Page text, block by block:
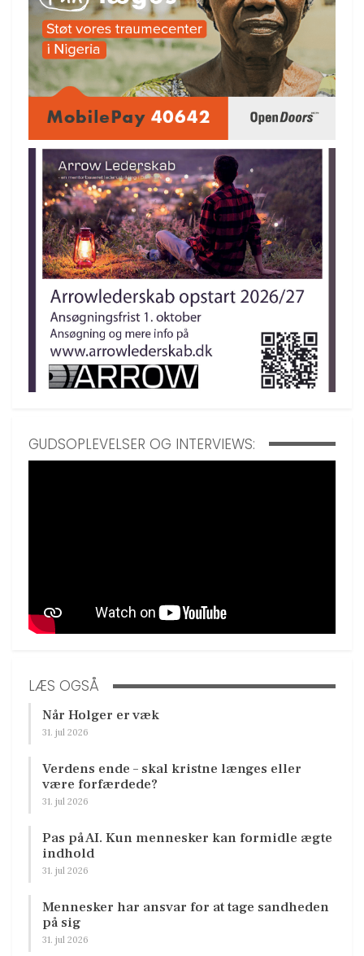
GUDSOPLEVELSER OG INTERVIEWS:
LÆS OGSÅ
Når Holger er væk
31. jul 2026
Verdens ende – skal kristne længes eller
være forfærdede?
31. jul 2026
Pas på AI. Kun mennesker kan formidle ægte
indhold
31. jul 2026
Mennesker har ansvar for at tage sandheden
på sig
31. jul 2026